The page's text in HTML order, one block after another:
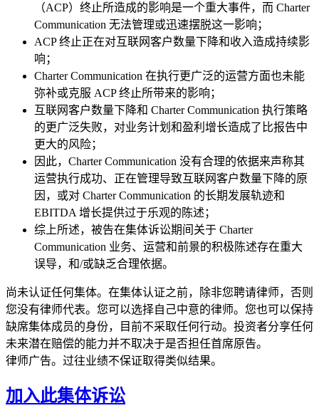
（ACP）终止所造成的影响是一个重大事件，而 Charter
Communication 无法管理或迅速摆脱这一影响；
ACP 终止正在对互联网客户数量下降和收入造成持续影
响；
Charter Communication 在执行更广泛的运营方面也未能
弥补或克服 ACP 终止所带来的影响；
互联网客户数量下降和 Charter Communication 执行策略
的更广泛失败，对业务计划和盈利增长造成了比报告中
更大的风险；
因此，Charter Communication 没有合理的依据来声称其
运营执行成功、正在管理导致互联网客户数量下降的原
因，或对 Charter Communication 的长期发展轨迹和
EBITDA 增长提供过于乐观的陈述；
综上所述，被告在集体诉讼期间关于 Charter
Communication 业务、运营和前景的积极陈述存在重大
误导，和/或缺乏合理依据。
尚未认证任何集体。在集体认证之前，除非您聘请律师，否则
您没有律师代表。您可以选择自己中意的律师。您也可以保持
缺席集体成员的身份，目前不采取任何行动。投资者分享任何
未来潜在赔偿的能力并不取决于是否担任首席原告。
律师广告。过往业绩不保证取得类似结果。
加入此集体诉讼